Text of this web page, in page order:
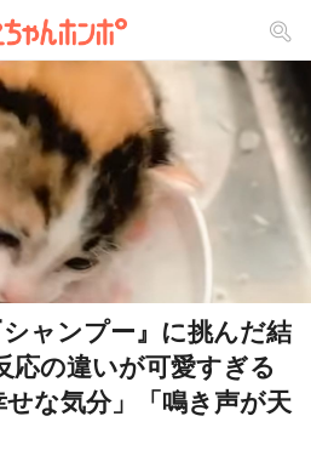
ャンプー』に挑んだ結
の違いが可愛すぎる
な気分」「鳴き声が天